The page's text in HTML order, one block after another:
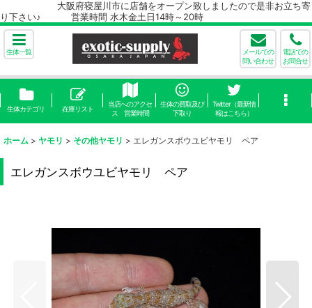
大阪府寝屋川市に店舗をオープン致しましたので是非お立ち寄
り下さい♪ 営業時間 水木金土日14時～20時
生体一覧
メールでの
問い合わせ
電話での
お問合せ
生体カテゴリ 在庫リスト
当店へのアクセ
ス 営業時間
生体の買取及び
下取り
Twitter（最新情
報はこちら）
ホーム > ヤモリ > その他ヤモリ > エレガンスボウユビヤモリ ペア
エレガンスボウユビヤモリ ペア